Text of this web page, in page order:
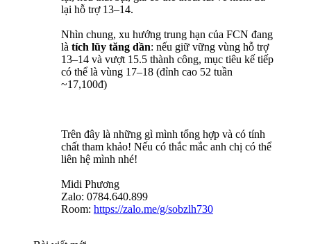
lại hỗ trợ 13–14.
Nhìn chung, xu hướng trung hạn của FCN đang
là tích lũy tăng dần: nếu giữ vững vùng hỗ trợ
13–14 và vượt 15.5 thành công, mục tiêu kế tiếp
có thể là vùng 17–18 (đỉnh cao 52 tuần
~17,100đ)
Trên đây là những gì mình tổng hợp và có tính
chất tham khảo! Nếu có thắc mắc anh chị có thể
liên hệ mình nhé!
Midi Phương
Zalo: 0784.640.899
Room: https://zalo.me/g/sobzlh730